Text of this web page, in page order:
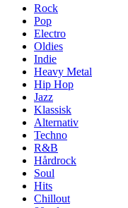
Rock
Pop
Electro
Oldies
Indie
Heavy Metal
Hip Hop
Jazz
Klassisk
Alternativ
Techno
R&B
Hårdrock
Soul
Hits
Chillout